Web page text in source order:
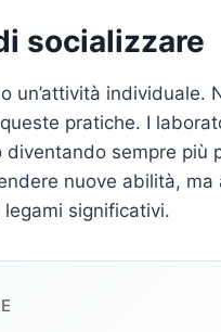
socializzare
un’attività individuale.
pratiche. I
sempre più
nuove abilità,
significativi.